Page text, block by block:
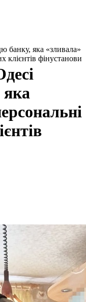
банку, яка «зливала»
клієнтів фінустанови
яка